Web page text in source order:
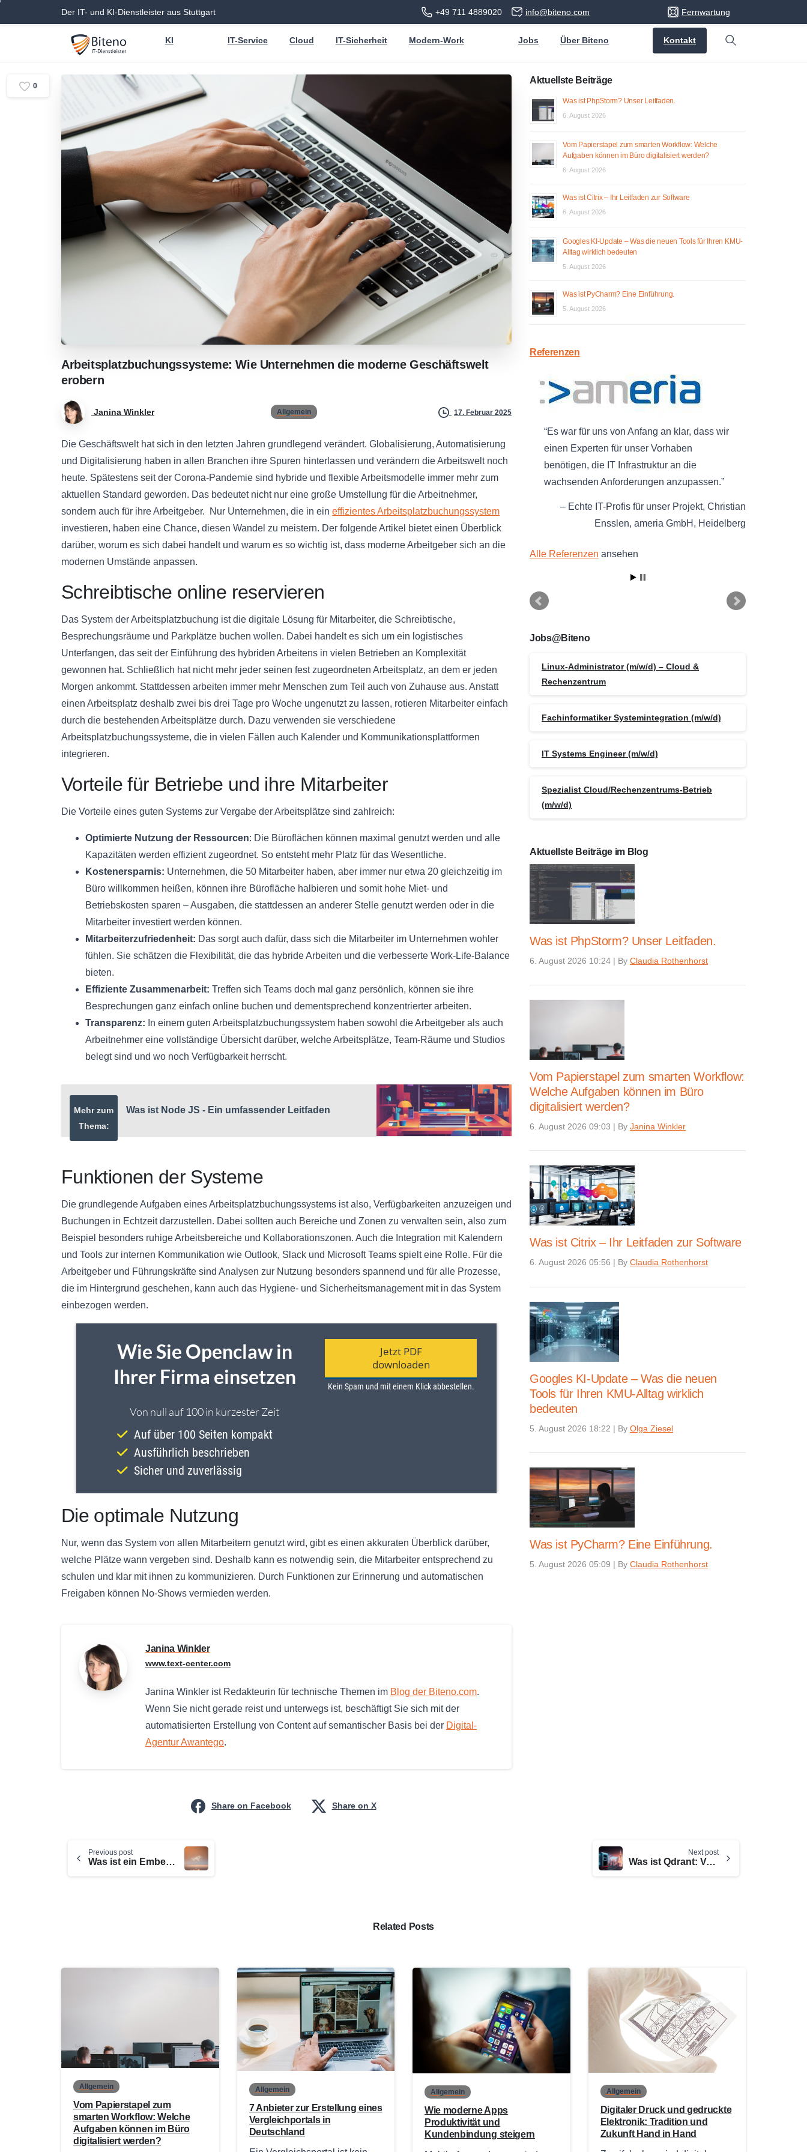
Der IT- und KI-Dienstleister aus Stuttgart +49 711 4889020 info@biteno.com Fernwartung
KI IT-Service Cloud IT-Sicherheit Modern-Work Jobs Über Biteno Kontakt
Search
Arbeitsplatzbuchungssysteme: Wie Unternehmen die moderne Geschäftswelt
erobern
Janina Winkler Allgemein 17. Februar 2025
Die Geschäftswelt hat sich in den letzten Jahren grundlegend verändert. Globalisierung, Automatisierung
und Digitalisierung haben in allen Branchen ihre Spuren hinterlassen und verändern die Arbeitswelt noch
heute. Spätestens seit der Corona-Pandemie sind hybride und flexible Arbeitsmodelle immer mehr zum
aktuellen Standard geworden. Das bedeutet nicht nur eine große Umstellung für die Arbeitnehmer,
sondern auch für ihre Arbeitgeber. Nur Unternehmen, die in ein effizientes Arbeitsplatzbuchungssystem
investieren, haben eine Chance, diesen Wandel zu meistern. Der folgende Artikel bietet einen Überblick
darüber, worum es sich dabei handelt und warum es so wichtig ist, dass moderne Arbeitgeber sich an die
modernen Umstände anpassen.
Schreibtische online reservieren
Das System der Arbeitsplatzbuchung ist die digitale Lösung für Mitarbeiter, die Schreibtische,
Besprechungsräume und Parkplätze buchen wollen. Dabei handelt es sich um ein logistisches
Unterfangen, das seit der Einführung des hybriden Arbeitens in vielen Betrieben an Komplexität
gewonnen hat. Schließlich hat nicht mehr jeder seinen fest zugeordneten Arbeitsplatz, an dem er jeden
Morgen ankommt. Stattdessen arbeiten immer mehr Menschen zum Teil auch von Zuhause aus. Anstatt
einen Arbeitsplatz deshalb zwei bis drei Tage pro Woche ungenutzt zu lassen, rotieren Mitarbeiter einfach
durch die bestehenden Arbeitsplätze durch. Dazu verwenden sie verschiedene
Arbeitsplatzbuchungssysteme, die in vielen Fällen auch Kalender und Kommunikationsplattformen
integrieren.
Vorteile für Betriebe und ihre Mitarbeiter
Die Vorteile eines guten Systems zur Vergabe der Arbeitsplätze sind zahlreich:
Optimierte Nutzung der Ressourcen: Die Büroflächen können maximal genutzt werden und alle
Kapazitäten werden effizient zugeordnet. So entsteht mehr Platz für das Wesentliche.
Kostenersparnis: Unternehmen, die 50 Mitarbeiter haben, aber immer nur etwa 20 gleichzeitig im
Büro willkommen heißen, können ihre Bürofläche halbieren und somit hohe Miet- und
Betriebskosten sparen – Ausgaben, die stattdessen an anderer Stelle genutzt werden oder in die
Mitarbeiter investiert werden können.
Mitarbeiterzufriedenheit: Das sorgt auch dafür, dass sich die Mitarbeiter im Unternehmen wohler
fühlen. Sie schätzen die Flexibilität, die das hybride Arbeiten und die verbesserte Work-Life-Balance
bieten.
Effiziente Zusammenarbeit: Treffen sich Teams doch mal ganz persönlich, können sie ihre
Besprechungen ganz einfach online buchen und dementsprechend konzentrierter arbeiten.
Transparenz: In einem guten Arbeitsplatzbuchungssystem haben sowohl die Arbeitgeber als auch
Arbeitnehmer eine vollständige Übersicht darüber, welche Arbeitsplätze, Team-Räume und Studios
belegt sind und wo noch Verfügbarkeit herrscht.
Mehr zum
Thema:
Was ist Node JS - Ein umfassender Leitfaden
Funktionen der Systeme
Die grundlegende Aufgaben eines Arbeitsplatzbuchungssystems ist also, Verfügbarkeiten anzuzeigen und
Buchungen in Echtzeit darzustellen. Dabei sollten auch Bereiche und Zonen zu verwalten sein, also zum
Beispiel besonders ruhige Arbeitsbereiche und Kollaborationszonen. Auch die Integration mit Kalendern
und Tools zur internen Kommunikation wie Outlook, Slack und Microsoft Teams spielt eine Rolle. Für die
Arbeitgeber und Führungskräfte sind Analysen zur Nutzung besonders spannend und für alle Prozesse,
die im Hintergrund geschehen, kann auch das Hygiene- und Sicherheitsmanagement mit in das System
einbezogen werden.
Die optimale Nutzung
Nur, wenn das System von allen Mitarbeitern genutzt wird, gibt es einen akkuraten Überblick darüber,
welche Plätze wann vergeben sind. Deshalb kann es notwendig sein, die Mitarbeiter entsprechend zu
schulen und klar mit ihnen zu kommunizieren. Durch Funktionen zur Erinnerung und automatischen
Freigaben können No-Shows vermieden werden.
0
Janina Winkler
www.text-center.com
Janina Winkler ist Redakteurin für technische Themen im Blog der Biteno.com.
Wenn Sie nicht gerade reist und unterwegs ist, beschäftigt Sie sich mit der
automatisierten Erstellung von Content auf semantischer Basis bei der Digital-
Agentur Awantego.
Share on Facebook Share on X
Aktuellste Beiträge
Was ist PhpStorm? Unser Leitfaden.
6. August 2026
Vom Papierstapel zum smarten Workflow: Welche
Aufgaben können im Büro digitalisiert werden?
6. August 2026
Was ist Citrix – Ihr Leitfaden zur Software
6. August 2026
Googles KI-Update – Was die neuen Tools für Ihren KMU-
Alltag wirklich bedeuten
5. August 2026
Was ist PyCharm? Eine Einführung.
5. August 2026
Referenzen
Es war für uns von Anfang an klar, dass wir
einen Experten für unser Vorhaben
benötigen, die IT Infrastruktur an die
wachsenden Anforderungen anzupassen.
Echte IT-Profis für unser Projekt Christian
Ensslen ameria GmbH Heidelberg
Alle Referenzen ansehen
Jobs@Biteno
Linux-Administrator (m/w/d) – Cloud &
Rechenzentrum
Fachinformatiker Systemintegration (m/w/d)
IT Systems Engineer (m/w/d)
Spezialist Cloud/Rechenzentrums-Betrieb
(m/w/d)
Aktuellste Beiträge im Blog
Was ist PhpStorm? Unser Leitfaden.
6. August 2026 10:24 | By Claudia Rothenhorst
Vom Papierstapel zum smarten Workflow:
Welche Aufgaben können im Büro
digitalisiert werden?
6. August 2026 09:03 | By Janina Winkler
Was ist Citrix – Ihr Leitfaden zur Software
6. August 2026 05:56 | By Claudia Rothenhorst
Googles KI-Update – Was die neuen
Tools für Ihren KMU-Alltag wirklich
bedeuten
5. August 2026 18:22 | By Olga Ziesel
Was ist PyCharm? Eine Einführung.
5. August 2026 05:09 | By Claudia Rothenhorst
Reading
Previous post
Was ist ein Embedding Modell: KI Technologie erklärt
Next post
Was ist Qdrant: Vektordatenbank für KI-Lösungen
Related Posts
0
Allgemein
Vom Papierstapel zum
smarten Workflow: Welche
Aufgaben können im Büro
digitalisiert werden?
0
Allgemein
7 Anbieter zur Erstellung eines
Vergleichportals in
Deutschland
Allgemein
Wie moderne Apps
Produktivität und
Kundenbindung steigern
Allgemein
Digitaler Druck und gedruckte
Elektronik: Tradition und
Zukunft Hand in Hand